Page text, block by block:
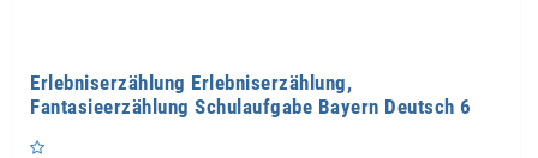
Erlebniserzählung Erlebniserzählung,
Fantasieerzählung Schulaufgabe Bayern Deutsch 6